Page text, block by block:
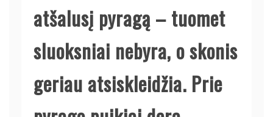
atšalusį pyragą – tuomet
sluoksniai nebyra, o skonis
geriau atsiskleidžia. Prie